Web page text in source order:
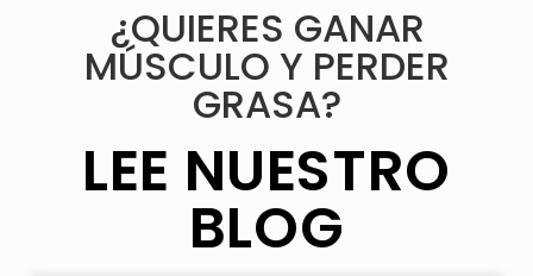
¿QUIERES GANAR
MÚSCULO Y PERDER
GRASA?
LEE NUESTRO
BLOG